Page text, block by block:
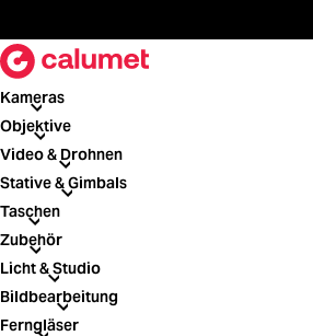
Kameras
Kameras
Objektive
Objektive
Video & Drohnen
Video & Drohnen
Stative & Gimbals
Stative & Gimbals
Taschen
Taschen
Zubehör
Zubehör
Licht & Studio
Licht & Studio
Bildbearbeitung
Bildbearbeitung
Ferngläser